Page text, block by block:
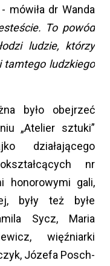
mówiła dr Wanda
To powód
ludzie, którzy
tamtego ludzkiego
było obejrzeć
„Atelier sztuki”
działającego
nr
honorowymi gali,
były też byłe
Sycz, Maria
więźniarki
Józefa Posch-